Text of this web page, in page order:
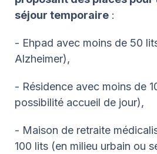
séjour temporaire :
- Ehpad avec moins de 50
Alzheimer),
- Résidence avec moins de
possibilité accueil de jour),
- Maison de retraite
100 lits (en milieu urbain ou